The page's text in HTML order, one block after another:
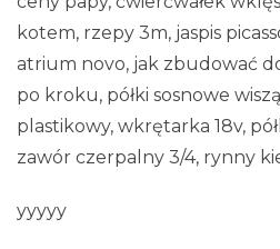
kotem, rzepy 3m, jaspis
atrium novo, jak zbudować
po kroku, półki sosnowe
plastikowy, wkrętarka 18v,
zawór czerpalny 3/4, rynny
yyyyy